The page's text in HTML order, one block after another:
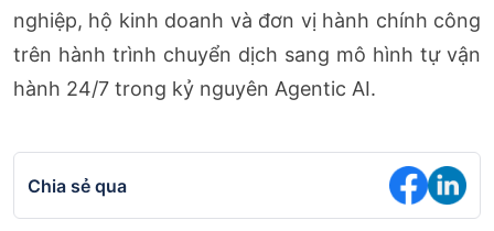
nghiệp, hộ kinh doanh và đơn vị hành chính công
trên hành trình chuyển dịch sang mô hình tự vận
hành 24/7 trong kỷ nguyên Agentic AI.
Chia sẻ qua